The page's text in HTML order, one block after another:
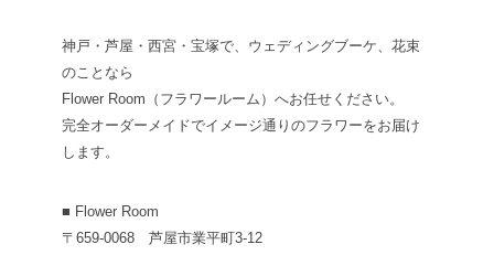
神戸・芦屋・西宮・宝塚で、ウェディングブーケ、花束
のことなら
Flower Room（フラワールーム）へお任せください。
完全オーダーメイドでイメージ通りのフラワーをお届け
します。
■ Flower Room
〒659-0068 芦屋市業平町3-12